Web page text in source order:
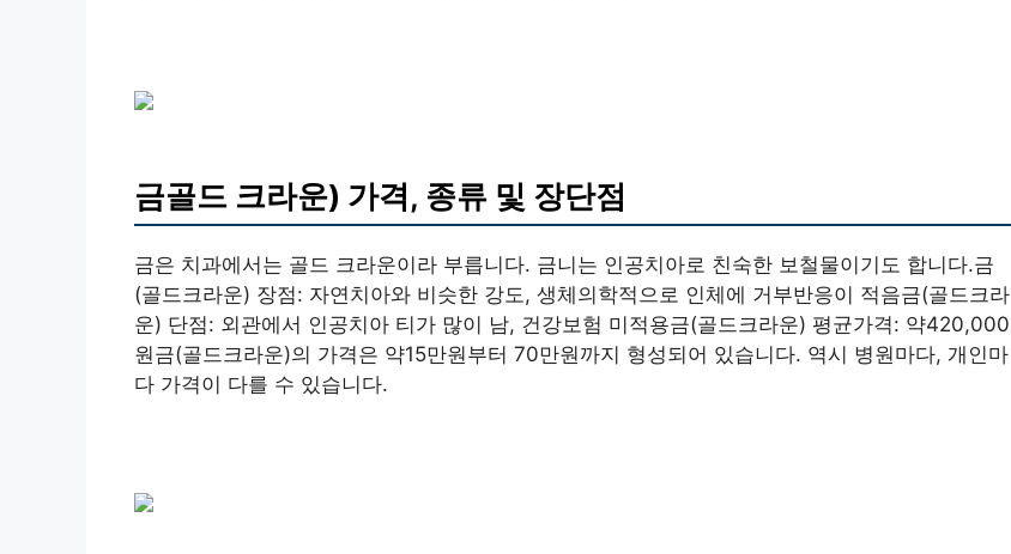
금골드 크라운) 가격, 종류 및 장단점
금은 치과에서는 골드 크라운이라 부릅니다. 금니는 인공치아로 친숙한 보철물이기도 합니다.금
(골드크라운) 장점: 자연치아와 비슷한 강도, 생체의학적으로 인체에 거부반응이 적음금(골드크라
운) 단점: 외관에서 인공치아 티가 많이 남, 건강보험 미적용금(골드크라운) 평균가격: 약420,000
원금(골드크라운)의 가격은 약15만원부터 70만원까지 형성되어 있습니다. 역시 병원마다, 개인마
다 가격이 다를 수 있습니다.